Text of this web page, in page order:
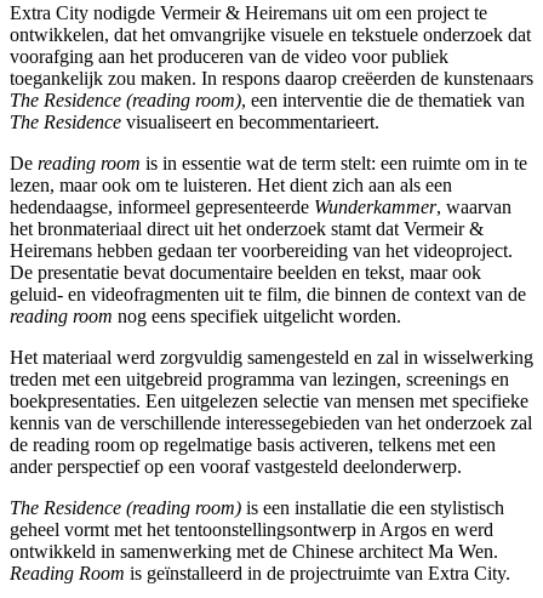
Extra City nodigde Vermeir & Heiremans uit om een project te
ontwikkelen, dat het omvangrijke visuele en tekstuele onderzoek dat
voorafging aan het produceren van de video voor publiek
toegankelijk zou maken. In respons daarop creëerden de kunstenaars
The Residence (reading room), een interventie die de thematiek van
The Residence visualiseert en becommentarieert.
De reading room is in essentie wat de term stelt: een ruimte om in te
lezen, maar ook om te luisteren. Het dient zich aan als een
hedendaagse, informeel gepresenteerde Wunderkammer, waarvan
het bronmateriaal direct uit het onderzoek stamt dat Vermeir &
Heiremans hebben gedaan ter voorbereiding van het videoproject.
De presentatie bevat documentaire beelden en tekst, maar ook
geluid- en videofragmenten uit te film, die binnen de context van de
reading room nog eens specifiek uitgelicht worden.
Het materiaal werd zorgvuldig samengesteld en zal in wisselwerking
treden met een uitgebreid programma van lezingen, screenings en
boekpresentaties. Een uitgelezen selectie van mensen met specifieke
kennis van de verschillende interessegebieden van het onderzoek zal
de reading room op regelmatige basis activeren, telkens met een
ander perspectief op een vooraf vastgesteld deelonderwerp.
The Residence (reading room) is een installatie die een stylistisch
geheel vormt met het tentoonstellingsontwerp in Argos en werd
ontwikkeld in samenwerking met de Chinese architect Ma Wen.
Reading Room is geïnstalleerd in de projectruimte van Extra City.